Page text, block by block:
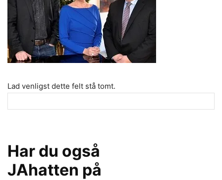
Lad venligst dette felt stå tomt.
Har du også
JAhatten på